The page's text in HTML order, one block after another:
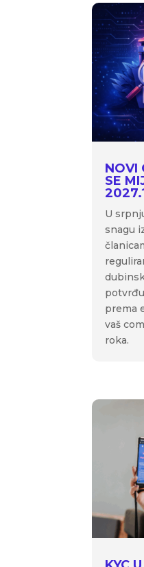
NOVI
SE
U
snagu
prema
vaš
roka.